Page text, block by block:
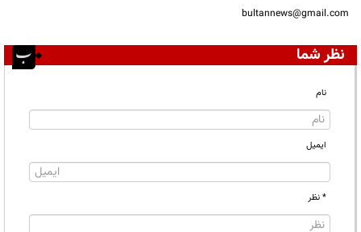
bultannews@gmail.com
نظر شما
نام
ایمیل
* نظر